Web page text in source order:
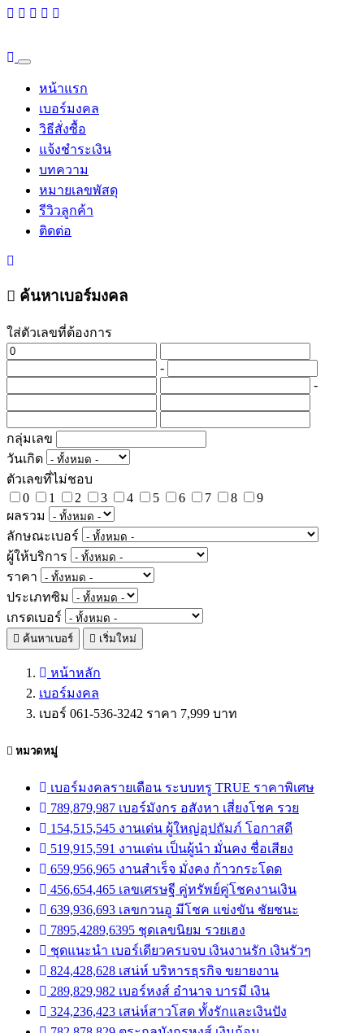
หน้าแรก
เบอร์มงคล
วิธีสั่งซื้อ
แจ้งชำระเงิน
บทความ
หมายเลขพัสดุ
รีวิวลูกค้า
ติดต่อ
ค้นหาเบอร์มงคล
ใส่ตัวเลขที่ต้องการ
-
-
กลุ่มเลข
วันเกิด
ตัวเลขที่ไม่ชอบ
0
1 2 3 4 5 6 7 8
9
ผลรวม
ลักษณะเบอร์
ผู้ให้บริการ
ราคา
ประเภทซิม
เกรดเบอร์
ค้นหาเบอร์ เริ่มใหม่
หน้าหลัก
เบอร์มงคล
เบอร์ 061-536-3242 ราคา 7,999 บาท
หมวดหมู่
เบอร์มงคลรายเดือน ระบบทรู TRUE ราคาพิเศษ
789,879,987 เบอร์มังกร อสังหา เสี่ยงโชค รวย
154,515,545 งานเด่น ผู้ใหญ่อุปถัมภ์ โอกาสดี
519,915,591 งานเด่น เป็นผู้นำ มั่นคง ชื่อเสียง
659,956,965 งานสำเร็จ มั่งคง ก้าวกระโดด
456,654,465 เลขเศรษฐี คู่ทรัพย์คู่โชคงานเงิน
639,936,693 เลขกวนอู มีโชค แข่งขัน ชัยชนะ
7895,4289,6395 ชุดเลขนิยม รวยเฮง
ชุดแนะนำ เบอร์เดียวครบจบ เงินงานรัก เงินรัวๆ
824,428,628 เสน่ห์ บริหารธุรกิจ ขยายงาน
289,829,982 เบอร์หงส์ อำนาจ บารมี เงิน
324,236,423 เสน่ห์สาวโสด ทั้งรักและเงินปัง